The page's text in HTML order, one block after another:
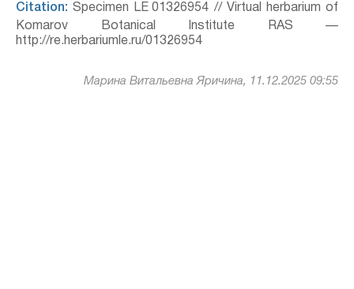
Citation: Specimen LE 01326954 // Virtual herbarium of
Komarov Botanical Institute RAS —
http://re.herbariumle.ru/01326954
Марина Витальевна Яричина, 11.12.2025 09:55